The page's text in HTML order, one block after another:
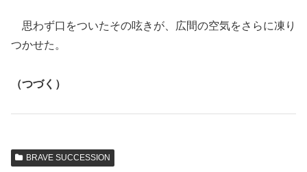
思わず口をついたその呟きが、広間の空気をさらに凍り
つかせた。
（つづく）
BRAVE SUCCESSION